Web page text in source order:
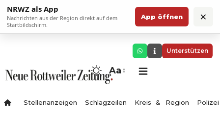
NRWZ als App
Nachrichten aus der Region direkt auf dem
Startbildschirm.
App öffnen ×
Unterstützen
Aa
Stellenanzeigen Schlagzeilen Kreis & Region Polizei